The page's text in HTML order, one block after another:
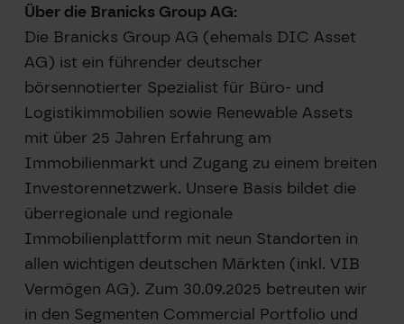
Über die Branicks Group AG:
Die Branicks Group AG (ehemals DIC Asset
AG) ist ein führender deutscher
börsennotierter Spezialist für Büro- und
Logistikimmobilien sowie Renewable Assets
mit über 25 Jahren Erfahrung am
Immobilienmarkt und Zugang zu einem breiten
Investorennetzwerk. Unsere Basis bildet die
überregionale und regionale
Immobilienplattform mit neun Standorten in
allen wichtigen deutschen Märkten (inkl. VIB
Vermögen AG). Zum 30.09.2025 betreuten wir
in den Segmenten Commercial Portfolio und